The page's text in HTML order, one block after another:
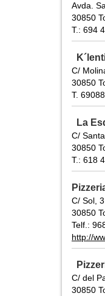
Avda.
30850
T.: 694
C/
30850
T.
La
C/
30850
T.: 618
C/ Sol, 3
30850
Telf.:
http://
C/ del
30850